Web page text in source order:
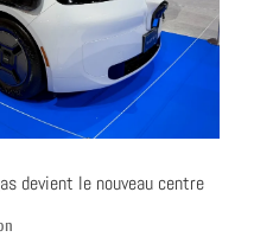
devient le nouveau centre